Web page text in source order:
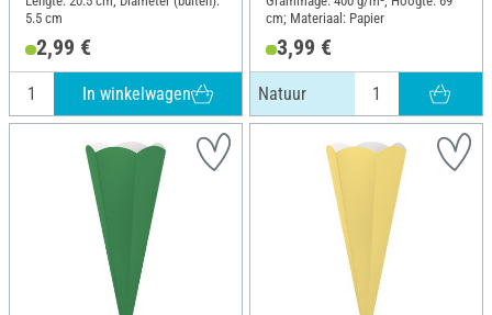
5.5 cm
2,99 €
In winkelwagen
cm; Materiaal: Papier
3,99 €
Natuur